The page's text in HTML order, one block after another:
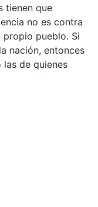
tienen que
no es contra
propio pueblo. Si
nación, entonces
de quienes